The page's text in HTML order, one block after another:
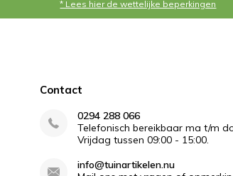
* Lees hier de wettelijke beperkingen
Contact
0294 288 066
Telefonisch bereikbaar ma t/m
Vrijdag tussen 09:00 - 15:00.
info@tuinartikelen.nu